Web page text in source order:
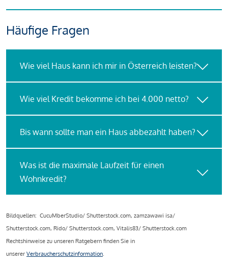
Häufige Fragen
Wie viel Haus kann ich mir in Österreich leisten?
Wie viel Kredit bekomme ich bei 4.000 netto?
Bis wann sollte man ein Haus abbezahlt haben?
Was ist die maximale Laufzeit für einen
Wohnkredit?
Bildquellen: CucuMberStudio/ Shutterstock.com, zamzawawi isa/
Shutterstock.com, Rido/ Shutterstock.com, Vitalis83/ Shutterstock.com
Rechtshinweise zu unseren Ratgebern finden Sie in
unserer Verbraucherschutzinformation.